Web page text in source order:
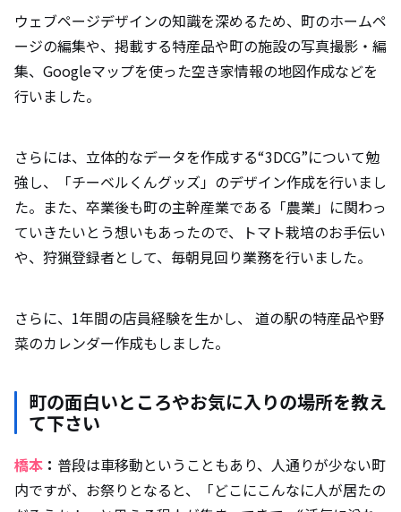
ウェブページデザインの知識を深めるため、町のホームペ
ージの編集や、掲載する特産品や町の施設の写真撮影・編
集、Googleマップを使った空き家情報の地図作成などを
行いました。
さらには、立体的なデータを作成する“3DCG”について勉
強し、「チーベルくんグッズ」のデザイン作成を行いまし
た。また、卒業後も町の主幹産業である「農業」に関わっ
ていきたいとう想いもあったので、トマト栽培のお手伝い
や、狩猟登録者として、毎朝見回り業務を行いました。
さらに、1年間の店員経験を生かし、 道の駅の特産品や野
菜のカレンダー作成もしました。
町の面白いところやお気に入りの場所を教え
て下さい
橋本 ： 普段は車移動ということもあり、人通りが少ない町
内ですが、お祭りとなると、「どこにこんなに人が居たの